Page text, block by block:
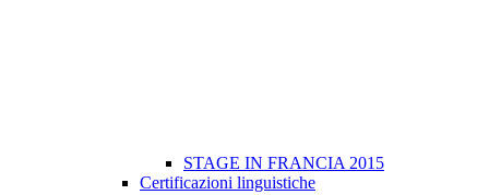
STAGE IN FRANCIA 2015
Certificazioni linguistiche